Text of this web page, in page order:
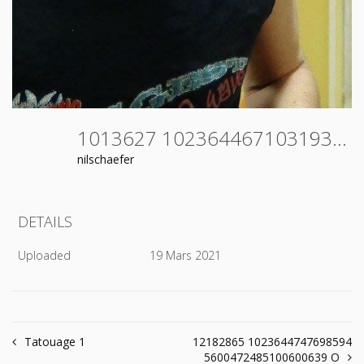
1013627 1023644671031935 2086653368376612702 N
nilschaefer
DETAILS
Uploaded 19 Mars 2021
Navigation
Tatouage 1
12182865 1023644747698594
5600472485100600639 O